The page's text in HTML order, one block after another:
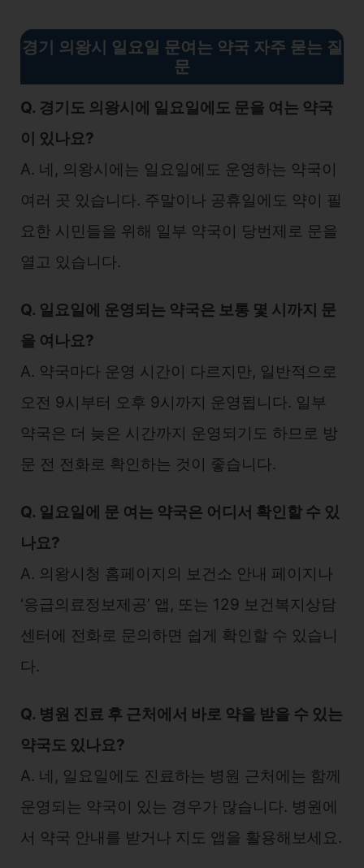
경기 의왕시 일요일 문여는 약국 자주 묻는 질
문
Q. 경기도 의왕시에 일요일에도 문을 여는 약국
이 있나요?
A. 네, 의왕시에는 일요일에도 운영하는 약국이
여러 곳 있습니다. 주말이나 공휴일에도 약이 필
요한 시민들을 위해 일부 약국이 당번제로 문을
열고 있습니다.
Q. 일요일에 운영되는 약국은 보통 몇 시까지 문
을 여나요?
A. 약국마다 운영 시간이 다르지만, 일반적으로
오전 9시부터 오후 9시까지 운영됩니다. 일부
약국은 더 늦은 시간까지 운영되기도 하므로 방
문 전 전화로 확인하는 것이 좋습니다.
Q. 일요일에 문 여는 약국은 어디서 확인할 수 있
나요?
A. 의왕시청 홈페이지의 보건소 안내 페이지나
‘응급의료정보제공’ 앱, 또는 129 보건복지상담
센터에 전화로 문의하면 쉽게 확인할 수 있습니
다.
Q. 병원 진료 후 근처에서 바로 약을 받을 수 있는
약국도 있나요?
A. 네, 일요일에도 진료하는 병원 근처에는 함께
운영되는 약국이 있는 경우가 많습니다. 병원에
서 약국 안내를 받거나 지도 앱을 활용해보세요.